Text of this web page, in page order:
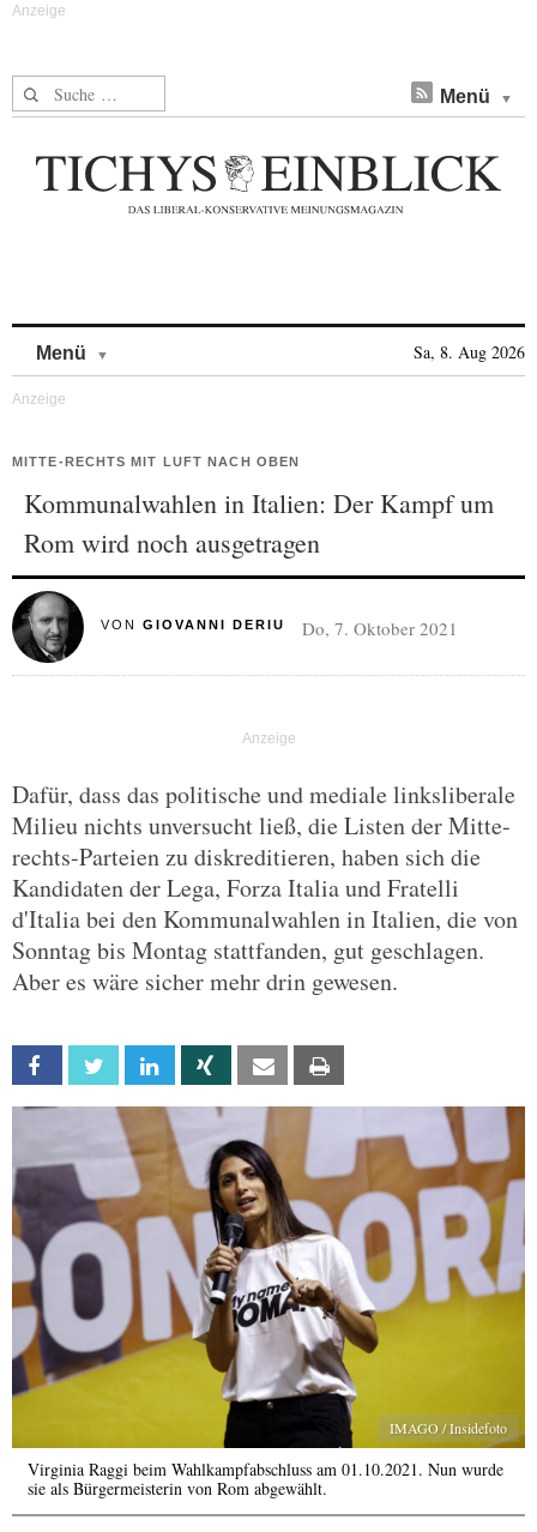
Suche nach: Menü
Menü Sa, 8. Aug 2026
MITTE-RECHTS MIT LUFT NACH OBEN
Kommunalwahlen in Italien: Der Kampf um
Rom wird noch ausgetragen
VON GIOVANNI DERIU Do, 7. Oktober 2021
Dafür, dass das politische und mediale linksliberale
Milieu nichts unversucht ließ, die Listen der Mitte-
rechts-Parteien zu diskreditieren, haben sich die
Kandidaten der Lega, Forza Italia und Fratelli
d'Italia bei den Kommunalwahlen in Italien, die von
Sonntag bis Montag stattfanden, gut geschlagen.
Aber es wäre sicher mehr drin gewesen.
Facebook Twitter Linkedin Xing Email
IMAGO / Insidefoto
Virginia Raggi beim Wahlkampfabschluss am 01.10.2021. Nun wurde
sie als Bürgermeisterin von Rom abgewählt.